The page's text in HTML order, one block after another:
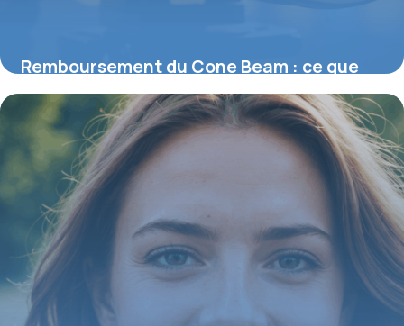
Remboursement du Cone Beam : ce que
vous devez savoir sur cette imagerie
avancée
25 août 2025